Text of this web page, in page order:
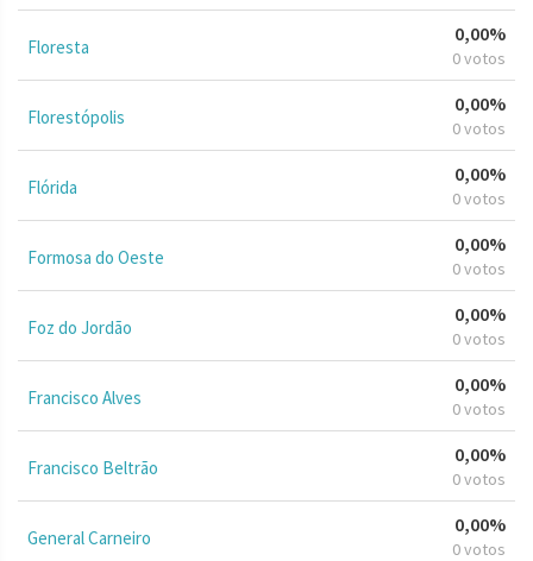
Floresta
0,00%
0 votos
Florestópolis
0,00%
0 votos
Flórida
0,00%
0 votos
Formosa do Oeste
0,00%
0 votos
Foz do Jordão
0,00%
0 votos
Francisco Alves
0,00%
0 votos
Francisco Beltrão
0,00%
0 votos
General Carneiro
0,00%
0 votos